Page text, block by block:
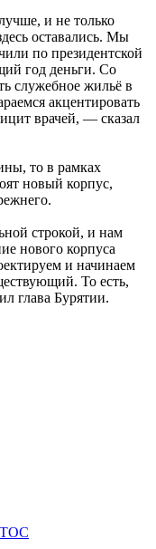
и не только
оставались. Мы
по президентской
год деньги. Со
служебное жильё в
акцентировать
врачей, — сказал
то в рамках
новый корпус,
строкой, и нам
нового корпуса
и начинаем
То есть,
глава Бурятии.
ТОС